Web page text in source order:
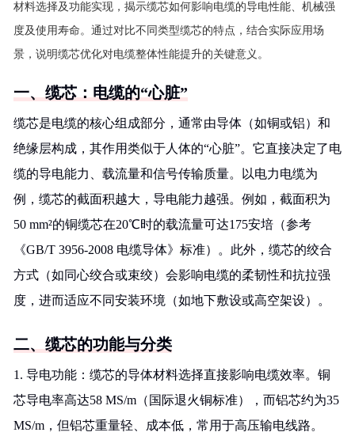
材料选择及功能实现，揭示缆芯如何影响电缆的导电性能、机械强
度及使用寿命。通过对比不同类型缆芯的特点，结合实际应用场
景，说明缆芯优化对电缆整体性能提升的关键意义。
一、缆芯：电缆的“心脏”
缆芯是电缆的核心组成部分，通常由导体（如铜或铝）和
绝缘层构成，其作用类似于人体的“心脏”。它直接决定了电
缆的导电能力、载流量和信号传输质量。以电力电缆为
例，缆芯的截面积越大，导电能力越强。例如，截面积为
50 mm²的铜缆芯在20℃时的载流量可达175安培（参考
《GB/T 3956-2008 电缆导体》标准）。此外，缆芯的绞合
方式（如同心绞合或束绞）会影响电缆的柔韧性和抗拉强
度，进而适应不同安装环境（如地下敷设或高空架设）。
二、缆芯的功能与分类
1. 导电功能：缆芯的导体材料选择直接影响电缆效率。铜
芯导电率高达58 MS/m（国际退火铜标准），而铝芯约为35
MS/m，但铝芯重量轻、成本低，常用于高压输电线路。